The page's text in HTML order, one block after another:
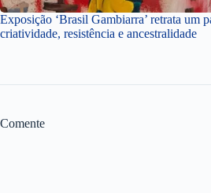
Exposição ‘Brasil Gambiarra’ retrata um
criatividade, resistência e ancestralidade
Comente